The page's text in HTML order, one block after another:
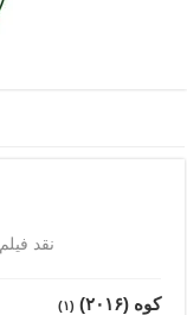
نقد فیلم
کوه (۲۰۱۶) (۱)